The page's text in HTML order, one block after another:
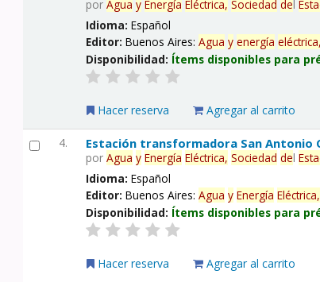
porAgua y Energía Eléctrica, Sociedad del
Idioma:Español
Editor:Buenos Aires:Agua y energía eléctrica,
Disponibilidad: Ítems disponibles para
Hacer reserva Agregar al carrito
4. Estación transformadora San Antonio
porAgua y Energía Eléctrica, Sociedad del
Idioma:Español
Editor:Buenos Aires:Agua y Energía Eléctrica,
Disponibilidad: Ítems disponibles para
Hacer reserva Agregar al carrito